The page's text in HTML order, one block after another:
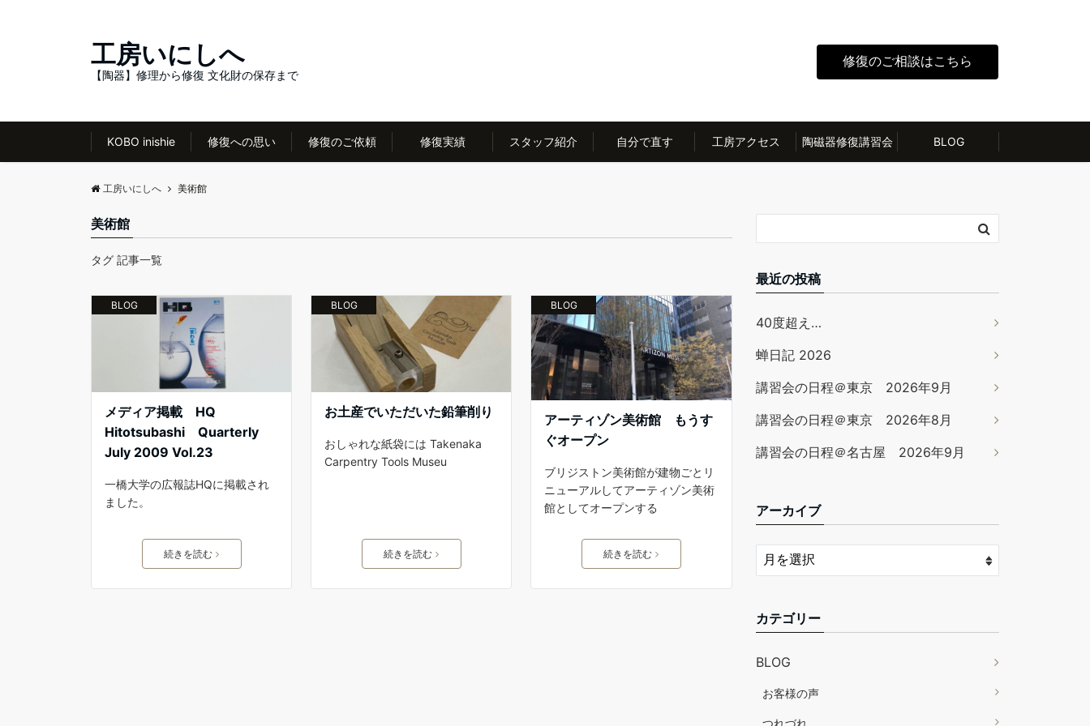
工房いにしへ
【陶器】修理から修復 文化財の保存まで
修復のご相談はこちら
KOBO inishie 修復への思い 修復のご依頼 修復実績 スタッフ紹介 自分で直す 工房アクセス 陶磁器修復講習会 BLOG
工房いにしへ 美術館
美術館
タグ 記事一覧
BLOG
メディア掲載 HQ
Hitotsubashi Quarterly
July 2009 Vol.23
一橋大学の広報誌HQに掲載され
ました。
続きを読む
BLOG
お土産でいただいた鉛筆削り
おしゃれな紙袋には Takenaka
Carpentry Tools Museu
続きを読む
BLOG
アーティゾン美術館 もうす
ぐオープン
ブリジストン美術館が建物ごとリ
ニューアルしてアーティゾン美術
館としてオープンする
続きを読む
最近の投稿
40度超え…
蝉日記 2026
講習会の日程＠東京 2026年9月
講習会の日程＠東京 2026年8月
講習会の日程＠名古屋 2026年9月
アーカイブ
カテゴリー
BLOG
お客様の声
つれづれ